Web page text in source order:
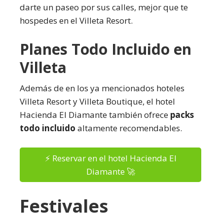
darte un paseo por sus calles, mejor que te
hospedes en el Villeta Resort.
Planes Todo Incluido en
Villeta
Además de en los ya mencionados hoteles
Villeta Resort y Villeta Boutique, el hotel
Hacienda El Diamante también ofrece packs
todo incluido altamente recomendables.
⚡ Reservar en el hotel Hacienda El
Diamante 🚀
Festivales